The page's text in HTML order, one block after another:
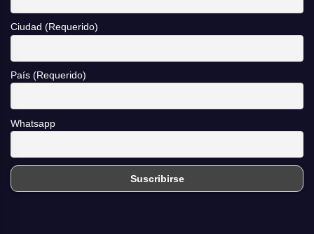
Ciudad (Requerido)
País (Requerido)
Whatsapp